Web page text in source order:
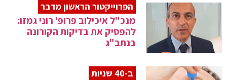
הפרוייקטור הראשון מדבר
מנכ"ל איכילוב פרופ' רוני גמזו:
להפסיק את בדיקות הקורונה
בנתב"ג
ב-40 שניות